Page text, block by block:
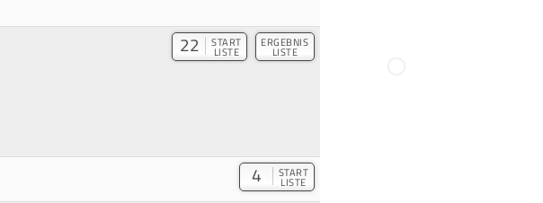
22 START
LISTE
ERGEBNIS
LISTE
4 START
LISTE